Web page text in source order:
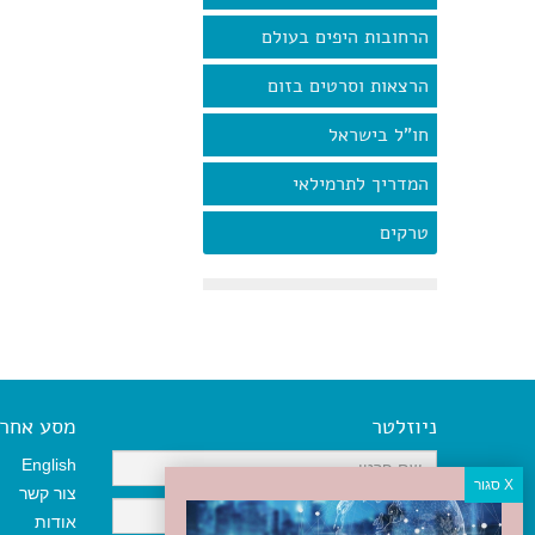
הרחובות היפים בעולם
הרצאות וסרטים בזום
חו"ל בישראל
המדריך לתרמילאי
טרקים
ניוזלטר מסע אחר
English
צור קשר
אודות